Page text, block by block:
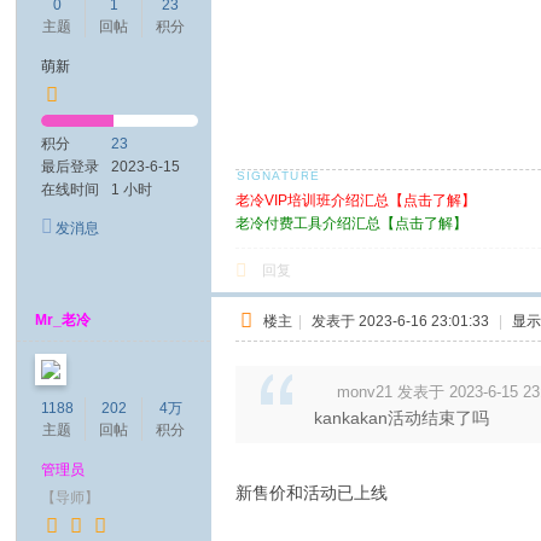
0
主题
1
回帖
23
积分
萌新
积分
23
最后登录
2023-6-15
在线时间
1 小时
发消息
老冷VIP培训班介绍汇总【点击了解】
老冷付费工具介绍汇总【点击了解】
回复
Mr_老冷
1188
主题
202
回帖
4万
积分
管理员
【导师】
楼主 | 发表于 2023-6-16 23:01:33 | 显
monv21 发表于 2023-6-15
kankakan活动结束了吗
新售价和活动已上线